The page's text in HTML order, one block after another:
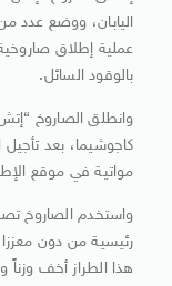
اليابان، ووضع عدد
عملية إطلاق
بالوقود السائل.
كاجوشيما، بعد
مواتية في موقع
واستخدم الصاروخ
رئيسية من دون
هذا الطراز أخف